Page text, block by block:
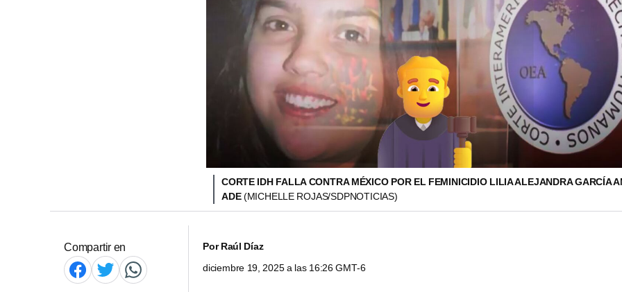
CORTE IDH FALLA CONTRA MÉXICO POR EL FEMINICIDIO LILIA ALEJANDRA GARCÍA
ADE(MICHELLE ROJAS/SDPNOTICIAS)
Compartir en PorRaúl Díaz
diciembre 19, 2025 a las 16:26 GMT-6